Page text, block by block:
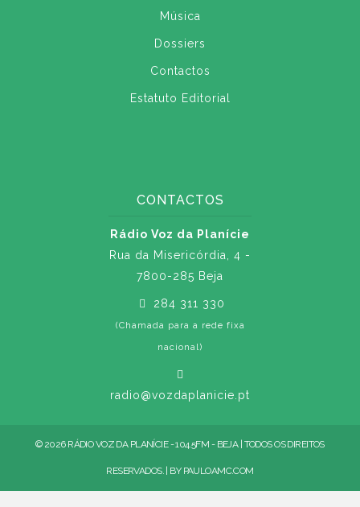
Música
Dossiers
Contactos
Estatuto Editorial
CONTACTOS
Rádio Voz da Planície
Rua da Misericórdia, 4 -
7800-285 Beja
284 311 330
(Chamada para a rede fixa
nacional)
radio@vozdaplanicie.pt
© 2026 RÁDIO VOZ DA PLANÍCIE - 104.5FM - BEJA | TODOS OS DIREITOS
RESERVADOS. | BY PAULOAMC.COM